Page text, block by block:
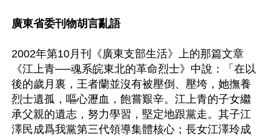
廣東省委刊物胡言亂語
2002年第10月刊《廣東支部生活》上的那篇文章
《江上青──魂系皖東北的革命烈士》中說：「在以
後的歲月裏，王者蘭並沒有被壓倒、壓垮，她撫養
烈士遺孤，嘔心瀝血，飽嘗艱辛。江上青的子女繼
承父親的遺志，努力學習，堅定地跟黨走。其子江
澤民成爲我黨第三代領導集體核心；長女江澤玲成